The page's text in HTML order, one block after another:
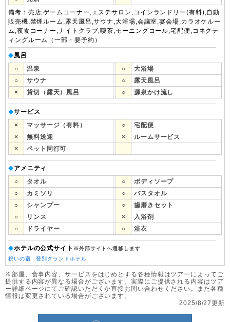
備考：売店,ゲームコーナー,エステサロン,コインランドリー(有料),自動
販売機,禁煙ルーム,露天風呂,サウナ,大浴場,会議室,宴会場,カラオケルー
ム,夜食コーナー,ナイトクラブ,喫茶,モーニングコール,宅配便,コネクテ
ィングルーム（一部・要予約）
◆風呂
○
温泉 ○
大浴場
○
サウナ ○
露天風呂
×
貸切（露天）風呂 ○ 源泉かけ流し
◆サービス
×
マッサージ（有料） ○
宅配便
×
無料送迎 ×
ルームサービス
×
ペット同行可
◆アメニティ
○
タオル ○
ボディソープ
○
カミソリ ○
バスタオル
○
シャンプー ○
歯磨きセット
○
リンス ×
入浴剤
○
ドライヤー ○ 浴衣
◆ホテルの公式サイト ※外部サイトへ遷移します
祝いの宿 登別グランドホテル
※部屋、食事内容、サービスをはじめとする各種情報はツアーによってご
提供する内容が異なる場合がございます。実際にご提供される内容はツア
ー詳細ページにてご確認いただくか直接お問い合わせください。また各種
情報は変更されている場合がございます。
2025/8/27更新